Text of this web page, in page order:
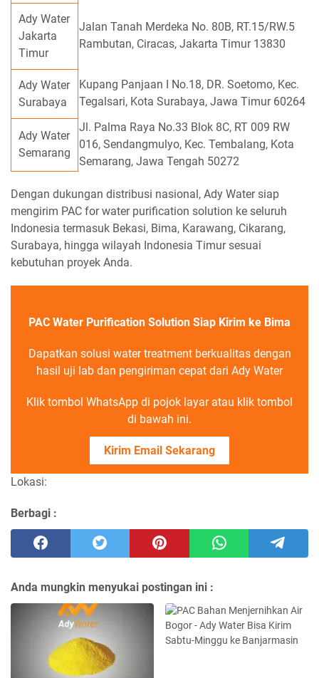
Ady Water
Jakarta
Timur
Jalan Tanah Merdeka No. 80B, RT.15/RW.5
Rambutan, Ciracas, Jakarta Timur 13830
Ady Water
Surabaya
Kupang Panjaan I No.18, DR. Soetomo, Kec.
Tegalsari, Kota Surabaya, Jawa Timur 60264
Ady Water
Semarang
Jl. Palma Raya No.33 Blok 8C, RT 009 RW
016, Sendangmulyo, Kec. Tembalang, Kota
Semarang, Jawa Tengah 50272
Dengan dukungan distribusi nasional, Ady Water siap
mengirim PAC for water purification solution ke seluruh
Indonesia termasuk Bekasi, Bima, Karawang, Cikarang,
Surabaya, hingga wilayah Indonesia Timur sesuai
kebutuhan proyek Anda.
PAC Water Purification Solution Siap Kirim ke Bima
Dapatkan solusi water treatment berkualitas dengan
hasil uji lab dan pengiriman cepat dari Ady Water
Klik tombol WhatsApp di pojok layar atau klik tombol
di bawah ini.
Kirim Email Sekarang
Lokasi:
Berbagi :
Anda mungkin menyukai postingan ini :